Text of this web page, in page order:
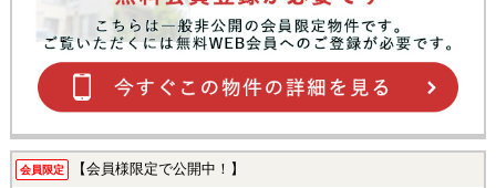
会員限定 【会員様限定で公開中！】